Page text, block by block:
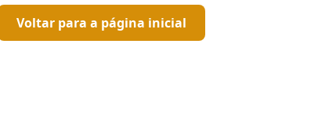
Voltar para a página inicial